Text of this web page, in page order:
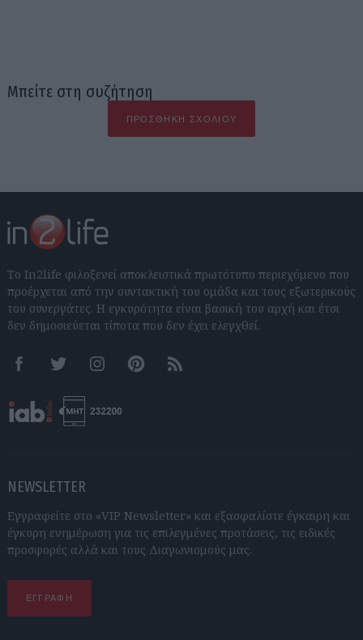
Μπείτε στη συζήτηση
ΠΡΟΣΘΉΚΗ ΣΧΟΛΊΟΥ
Το In2life φιλοξενεί αποκλειστικά πρωτότυπο περιεχόμενο που
προέρχεται από την συντακτική του ομάδα και τους εξωτερικούς
του συνεργάτες. Η εγκυρότητα είναι βασική του αρχή και έτσι
δεν δημοσιεύεται τίποτα που δεν έχει ελεγχθεί.
FacebookTwitter InstagramPinterestRSS feeds
NEWSLETTER
Εγγραφείτε στο «VIP Newsletter» και εξασφαλίστε έγκαιρη και
έγκυρη ενημέρωση για τις επιλεγμένες προτάσεις, τις ειδικές
προσφορές αλλά και τους Διαγωνισμούς μας.
ΕΓΓΡΑΦΗ